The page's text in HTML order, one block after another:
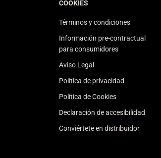
COOKIES
Términos y condiciones
Información pre-contractual
para consumidores
Aviso Legal
Política de privacidad
Política de Cookies
Declaración de accesibilidad
Conviértete en distribuidor